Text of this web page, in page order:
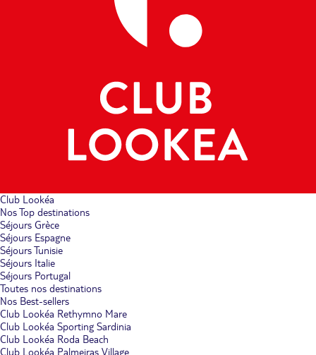
Club Lookéa
Nos Top destinations
Séjours Grèce
Séjours Espagne
Séjours Tunisie
Séjours Italie
Séjours Portugal
Toutes nos destinations
Nos Best-sellers
Club Lookéa Rethymno Mare
Club Lookéa Sporting Sardinia
Club Lookéa Roda Beach
Club Lookéa Palmeiras Village